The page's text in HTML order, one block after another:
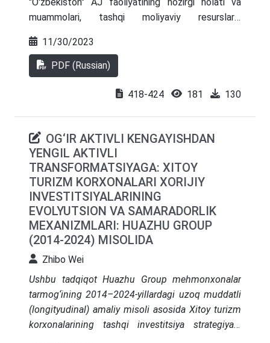
muammolari, tashqi moliyaviy resurslarni
nazariy va uslubiy asoslash zarurligiga qo'yiladigan
talablar ko'rib chiqiladi. va moliyaviy resurslarni
boshqarishning ichki tahdidlari, tamoyillari, usullari,
mexanizmlari va vositalari.
11/30/2023
PDF (Russian)
418-424 181 130
OG‘IR AKTIVLI KENGAYISHDAN
YENGIL AKTIVLI
TRANSFORMATSIYAGA: XITOY
TURIZM KORXONALARI XORIJIY
INVESTITSIYALARINING
EVOLYUTSION VA SAMARADORLIK
MEXANIZMLARI: HUAZHU GROUP
(2014-2024) MISOLIDA
Zhibo Wei
Ushbu tadqiqot Huazhu Group mehmonxonalar
tarmog‘ining 2014–2024-yillardagi uzoq muddatli
(longityudinal) amaliy misoli asosida Xitoy turizm
korxonalarining tashqi investitsiya strategiyasi